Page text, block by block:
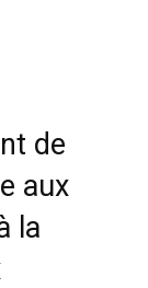
de
aux
la